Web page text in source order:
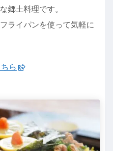
郷土料理です。
ライパンを使って気軽に
ら